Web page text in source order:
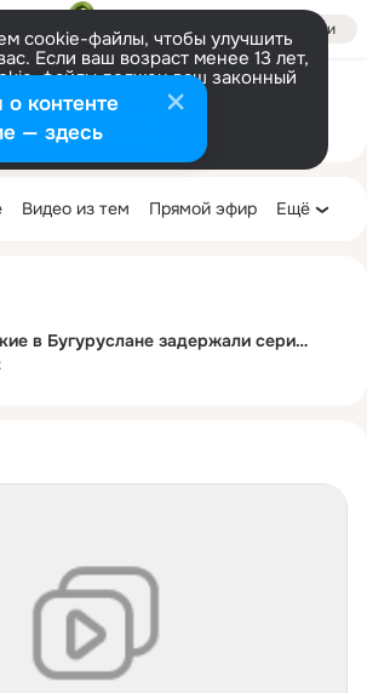
Войти
cookie-файлы, чтобы улучшить
Если ваш возраст менее 13 лет,
файлы должен ваш законный
Больше информации
Настроить
и Оренбургская область
14K Темы 28K
Видео из тем Прямой эфир Ещё
Полицейские в Бугуруслане задержали серийного вора.
контенте
— здесь